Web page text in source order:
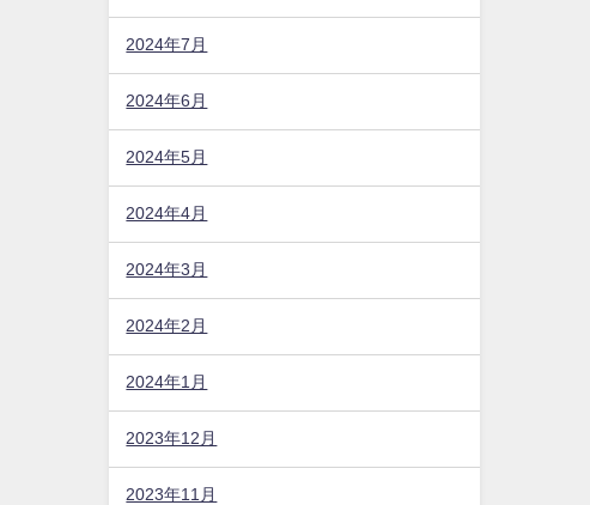
2024年7月
2024年6月
2024年5月
2024年4月
2024年3月
2024年2月
2024年1月
2023年12月
2023年11月